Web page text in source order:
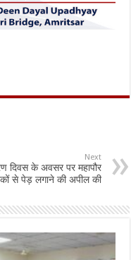
Next
दिवस के अवसर पर महापौर
से पेड़ लगाने की अपील की